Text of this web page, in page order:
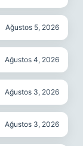
Ağustos 5, 2026
Ağustos 4, 2026
Ağustos 3, 2026
Ağustos 3, 2026